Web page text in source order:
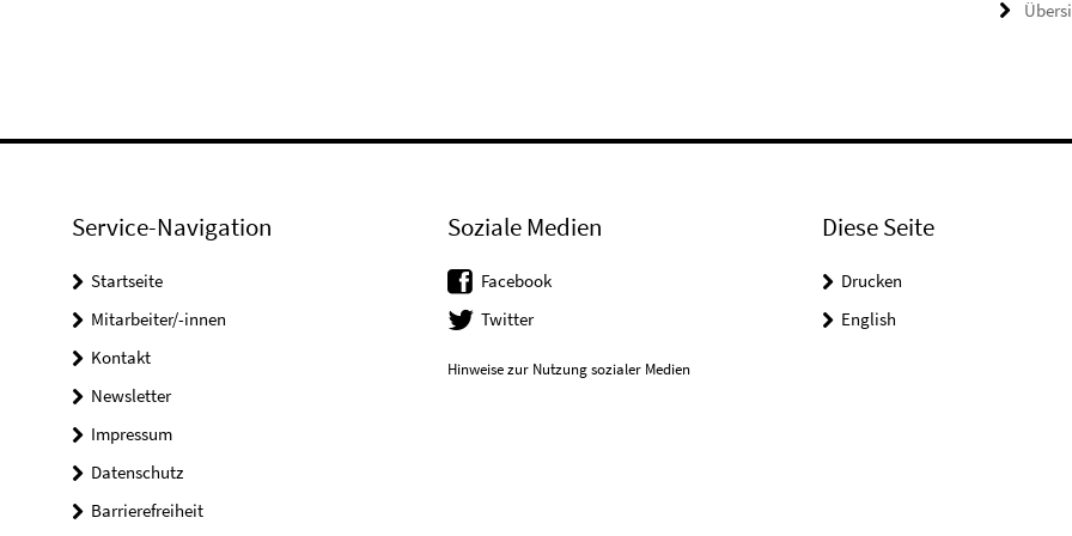
Service-Navigation
Startseite
Mitarbeiter/-innen
Kontakt
Newsletter
Impressum
Datenschutz
Barrierefreiheit
Soziale Medien
Facebook
Twitter
Hinweise zur Nutzung sozialer Medien
Diese Seite
Drucken
English